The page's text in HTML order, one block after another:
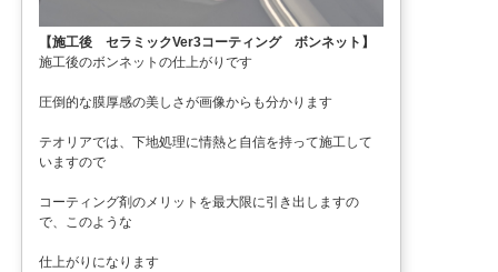
【施工後 セラミックVer3コーティング ボンネット】
施工後のボンネットの仕上がりです
圧倒的な膜厚感の美しさが画像からも分かります
テオリアでは、下地処理に情熱と自信を持って施工して
いますので
コーティング剤のメリットを最大限に引き出しますの
で、このような
仕上がりになります